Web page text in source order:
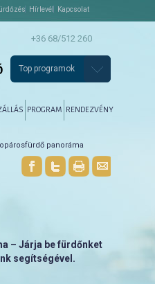
Hírlevél
Kapcsolat
+36 68/512 260
Top programok
tartalomra
tartalomra
PROGRAM RENDEZVÉNY
panoráma
– Járja be fürdőnket
segítségével.